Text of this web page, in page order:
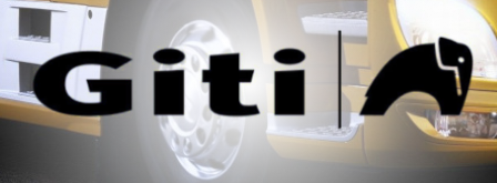
DE CE GITI
DESPRE NOI